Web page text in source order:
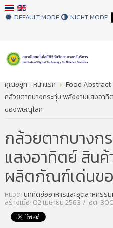
DEFAULT MODE NIGHT MODE
คุณอยู่ที่: หน้าแรก
Food Abstract
กล้วยตากบางกระทุ่ม พลังงานแสงอา
ของพิษณุโลก
กล้วยตากบางก
แสงอาทิตย์ สินค้
ผลิตภัณฑ์เด่นข
หมวด:บทคัดย่ออาหารและอุตสาหกรรม
สร้างเมื่อ: 02 เมษายน 2563 ฮิต: